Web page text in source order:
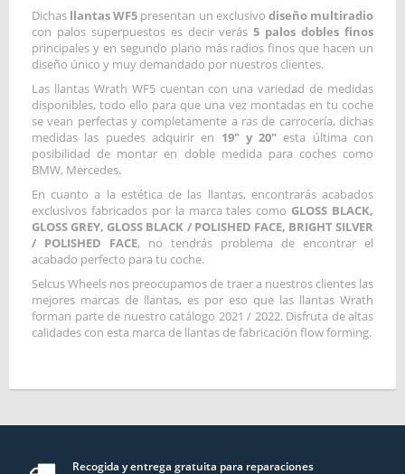
Dichas llantas WF5 presentan un exclusivo diseño multiradio
con palos superpuestos es decir verás 5 palos dobles finos
principales y en segundo plano más radios finos que hacen un
diseño único y muy demandado por nuestros clientes.
Las llantas Wrath WF5 cuentan con una variedad de medidas
disponibles, todo ello para que una vez montadas en tu coche
se vean perfectas y completamente a ras de carrocería, dichas
medidas las puedes adquirir en 19" y 20" esta última con
posibilidad de montar en doble medida para coches como
BMW, Mercedes.
En cuanto a la estética de las llantas, encontrarás acabados
exclusivos fabricados por la marca tales como GLOSS BLACK,
GLOSS GREY, GLOSS BLACK / POLISHED FACE, BRIGHT SILVER
/ POLISHED FACE, no tendrás problema de encontrar el
acabado perfecto para tu coche.
Selcus Wheels nos preocupamos de traer a nuestros clientes las
mejores marcas de llantas, es por eso que las llantas Wrath
forman parte de nuestro catálogo 2021 / 2022. Disfruta de altas
calidades con esta marca de llantas de fabricación flow forming.
Recogida y entrega gratuita para reparaciones